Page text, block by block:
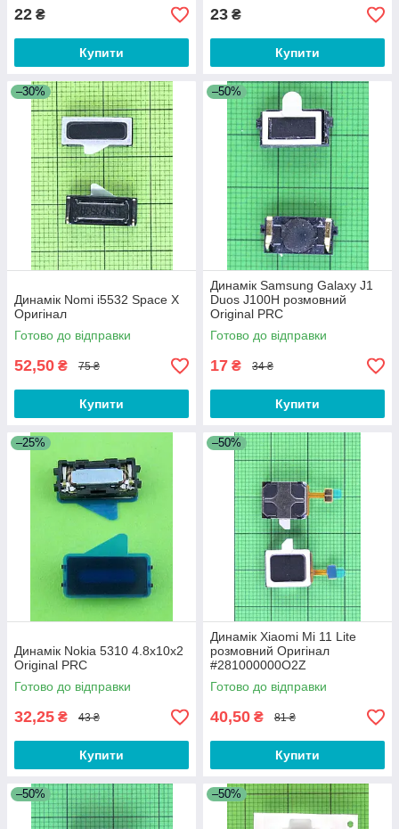
22 ₴
Купити
23 ₴
Купити
–30%
Динамік Nomi i5532 Space X
Оригінал
Готово до відправки
52,50 ₴ 75 ₴
Купити
–50%
Динамік Samsung Galaxy J1
Duos J100H розмовний
Original PRC
Готово до відправки
17 ₴ 34 ₴
Купити
–25%
Динамік Nokia 5310 4.8x10x2
Original PRC
Готово до відправки
32,25 ₴ 43 ₴
Купити
–50%
Динамік Xiaomi Mi 11 Lite
розмовний Оригінал
#281000000O2Z
Готово до відправки
40,50 ₴ 81 ₴
Купити
–50% –50%